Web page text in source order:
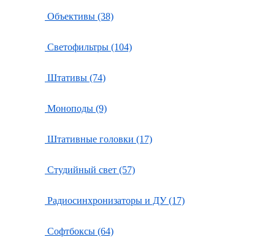
Объективы (38)
Светофильтры (104)
Штативы (74)
Моноподы (9)
Штативные головки (17)
Студийный свет (57)
Радиосинхронизаторы и ДУ (17)
Софтбоксы (64)